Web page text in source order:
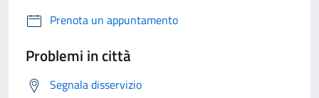
Prenota un appuntamento
Problemi in città
Segnala disservizio